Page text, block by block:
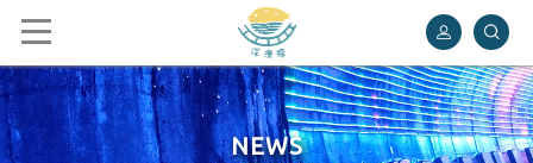
深澳鐵道自行車
NEWS